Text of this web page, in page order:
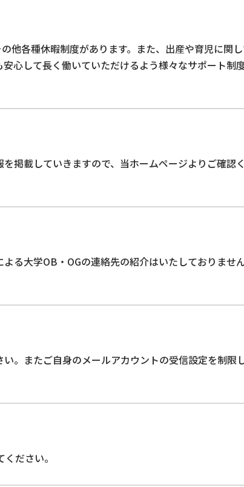
他各種休暇制度があります。また、出産や育児に関
心して長く働いていただけるよう様々なサポート制
掲載していきますので、当ホームページよりご確認
る大学OB・OGの連絡先の紹介はいたしておりません
。またご自身のメールアカウントの受信設定を制限
ださい。